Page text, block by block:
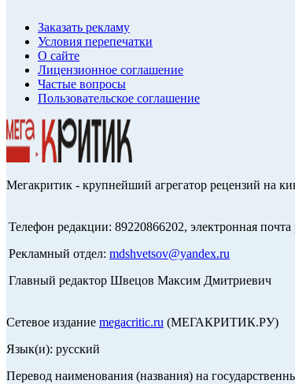
Заказать рекламу
Условия перепечатки
О сайте
Лицензионное соглашение
Частые вопросы
Пользовательское соглашение
Мегакритик - крупнейший агрегатор рецензий на
Телефон редакции: 89220866202, электронная почта
Рекламный отдел: mdshvetsov@yandex.ru
Главный редактор Швецов Максим Дмитриевич
Сетевое издание megacritic.ru (МЕГАКРИТИК.РУ)
Язык(и): русский
Перевод наименования (названия) на